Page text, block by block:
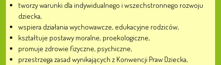
tworzy warunki dla indywidualnego i wszechstronnego rozwoju
dziecka,
wspiera działania wychowawcze, edukacyjne rodziców,
kształtuje postawy moralne, proekologiczne,
promuje zdrowie fizyczne, psychiczne,
przestrzega zasad wynikających z Konwencji Praw Dziecka,